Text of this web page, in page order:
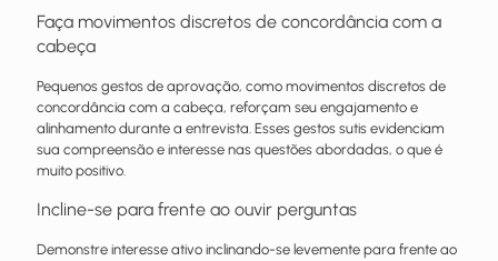
Faça movimentos discretos de concordância com a
cabeça
Pequenos gestos de aprovação, como movimentos discretos de
concordância com a cabeça, reforçam seu engajamento e
alinhamento durante a entrevista. Esses gestos sutis evidenciam
sua compreensão e interesse nas questões abordadas, o que é
muito positivo.
Incline-se para frente ao ouvir perguntas
Demonstre interesse ativo inclinando-se levemente para frente ao